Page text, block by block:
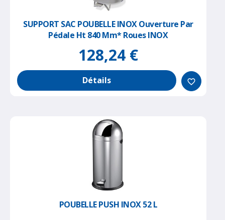
SUPPORT SAC POUBELLE INOX Ouverture Par
Pédale Ht 840 Mm* Roues INOX
128,24 €
Détails favorite_border
POUBELLE PUSH INOX 52 L